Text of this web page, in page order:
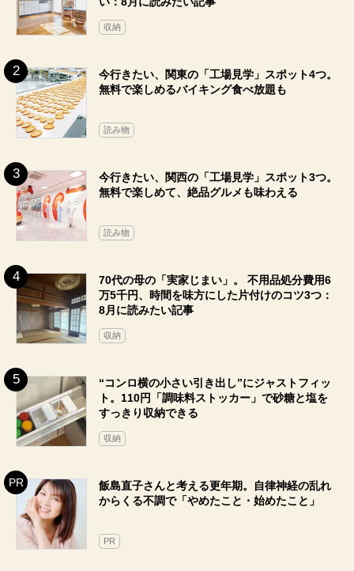
収納
今行きたい、関東の「工場見学」スポット4つ。
無料で楽しめるバイキング食べ放題も
読み物
今行きたい、関西の「工場見学」スポット3つ。
無料で楽しめて、絶品グルメも味わえる
読み物
70代の母の「実家じまい」。 不用品処分費用6
万5千円、時間を味方にした片付けのコツ3つ：
8月に読みたい記事
収納
“コンロ横の小さい引き出し”にジャストフィッ
ト。110円「調味料ストッカー」で砂糖と塩を
すっきり収納できる
収納
飯島直子さんと考える更年期。自律神経の乱れ
からくる不調で「やめたこと・始めたこと」
PR